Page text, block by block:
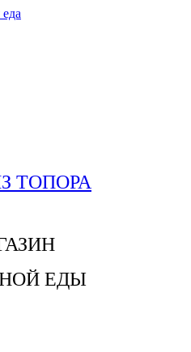
ТОПОРА
ЕДЫ